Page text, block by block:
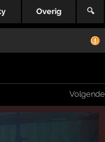
Overig 🔍
Volgende